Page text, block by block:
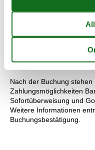
Auf Wunsch können
werden. Zu diesen
Kontaktieren Sie uns
Nach der Buchung
Zahlungsmöglichkeiten
Sofortüberweisung und
Weitere Informationen
Buchungsbestätigung.